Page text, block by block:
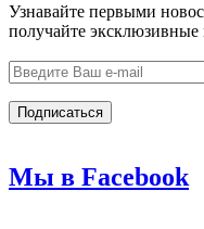
Узнавайте первыми
получайте эксклюзивные
Мы в Facebook